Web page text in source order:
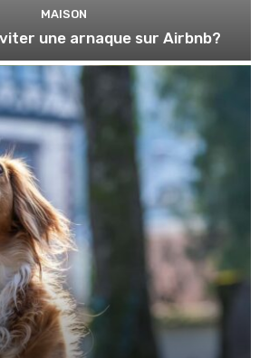
MAISON
une arnaque sur Airbnb?